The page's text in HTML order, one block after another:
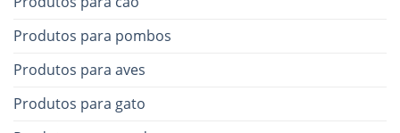
Produtos para pombos
Produtos para aves
Produtos para gato